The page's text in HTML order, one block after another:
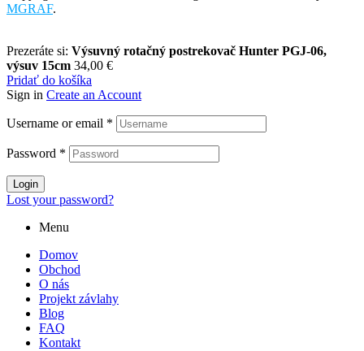
MGRAF.
Prezeráte si: Výsuvný rotačný postrekovač Hunter PGJ-06,
výsuv 15cm 34,00 €
Pridať do košíka
Sign in Create an Account
Username or email *
Password *
Login
Lost your password?
Menu
Domov
Obchod
O nás
Projekt závlahy
Blog
FAQ
Kontakt